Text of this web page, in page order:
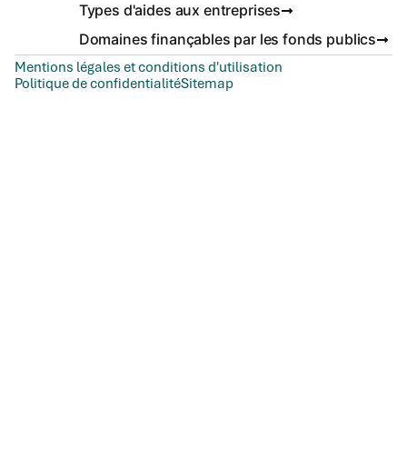
Types d'aides aux entreprises
Domaines finançables par les fonds publics
Mentions légales et conditions d'utilisation
Politique de confidentialitéSitemap